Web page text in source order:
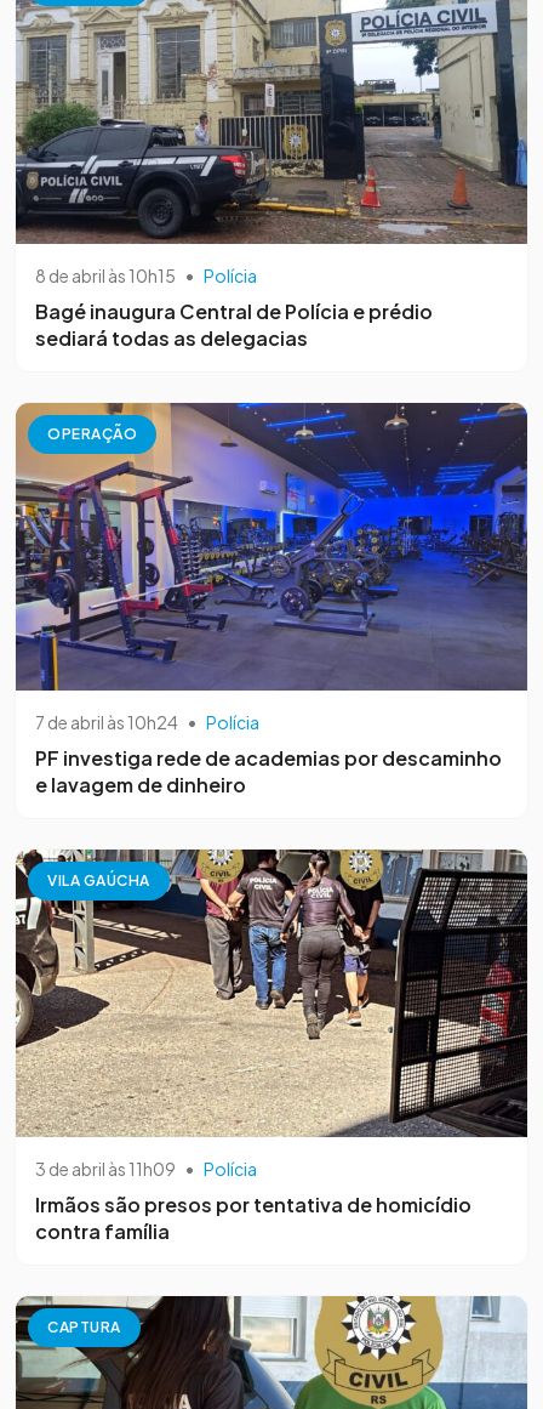
8 de abril às 10h15 • Polícia
Bagé inaugura Central de Polícia e prédio
sediará todas as delegacias
OPERAÇÃO
7 de abril às 10h24 • Polícia
PF investiga rede de academias por descaminho
e lavagem de dinheiro
VILA GAÚCHA
3 de abril às 11h09 • Polícia
Irmãos são presos por tentativa de homicídio
contra família
CAPTURA